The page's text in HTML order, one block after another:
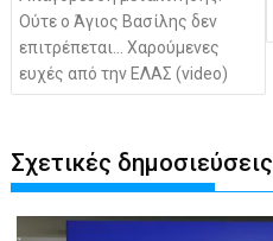
Ούτε ο Άγιος Βασίλης δεν
επιτρέπεται… Χαρούμενες
ευχές από την ΕΛΑΣ (video)
Σχετικές δημοσιεύσεις